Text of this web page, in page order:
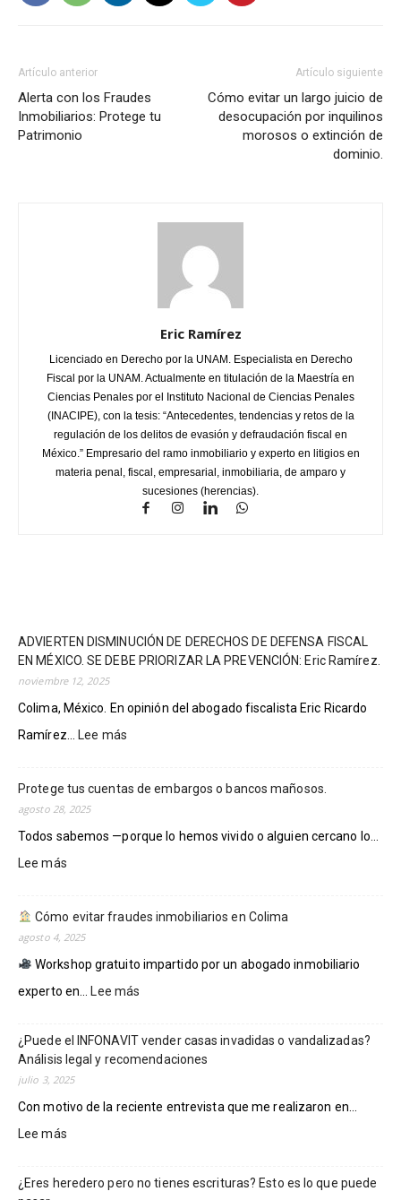
Artículo anterior
Alerta con los Fraudes
Inmobiliarios: Protege tu
Patrimonio
Artículo siguiente
Cómo evitar un largo juicio de
desocupación por inquilinos
morosos o extinción de
dominio.
Eric Ramírez
Licenciado en Derecho por la UNAM. Especialista en Derecho
Fiscal por la UNAM. Actualmente en titulación de la Maestría en
Ciencias Penales por el Instituto Nacional de Ciencias Penales
(INACIPE), con la tesis: “Antecedentes, tendencias y retos de la
regulación de los delitos de evasión y defraudación fiscal en
México.” Empresario del ramo inmobiliario y experto en litigios en
materia penal, fiscal, empresarial, inmobiliaria, de amparo y
sucesiones (herencias).
ADVIERTEN DISMINUCIÓN DE DERECHOS DE DEFENSA FISCAL
EN MÉXICO. SE DEBE PRIORIZAR LA PREVENCIÓN: Eric Ramírez.
noviembre 12, 2025
Colima, México. En opinión del abogado fiscalista Eric Ricardo
Ramírez...
Lee más:
DE
DEFENSA
SE
PRIORIZAR
PREVENCIÓN:
Ramírez.
Protege tus cuentas de embargos o bancos mañosos.
agosto 28, 2025
Todos sabemos —porque lo hemos vivido o alguien cercano lo...
Lee más:
cuentas
de
embargos
bancos
Cómo evitar fraudes inmobiliarios en Colima
agosto 4, 2025
Workshop gratuito impartido por un abogado inmobiliario
experto en... Lee más
evitar
fraudes
en
¿Puede el INFONAVIT vender casas invadidas o vandalizadas?
Análisis legal y recomendaciones
julio 3, 2025
Con motivo de la reciente entrevista que me realizaron en...
Lee más:
INFONAVIT
¿Eres heredero pero no tienes escrituras? Esto es lo que puede